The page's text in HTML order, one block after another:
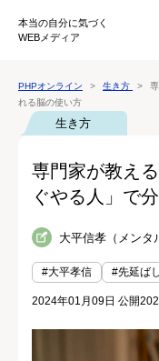
本当の自分に気づく
WEBメディア
PHPオンライン 生き方
れる脳の使い方
生き方
専門家が教え
ぐやる人」で
大平信孝（メンタ
#大平孝信 #先延ばし
2024年01月09日 公開